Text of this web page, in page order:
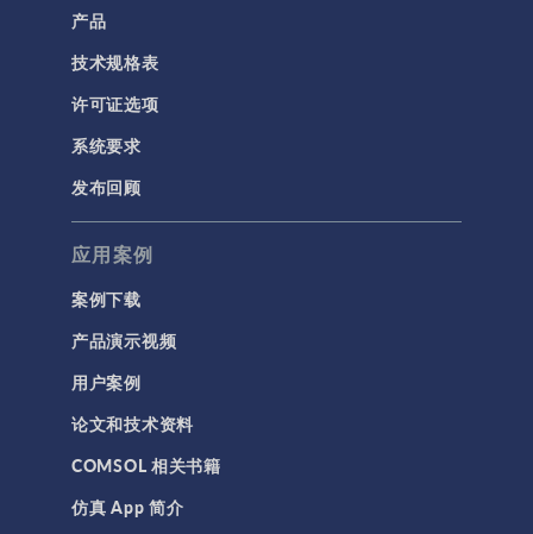
产品
技术规格表
许可证选项
系统要求
发布回顾
应用案例
案例下载
产品演示视频
用户案例
论文和技术资料
COMSOL 相关书籍
仿真 App 简介